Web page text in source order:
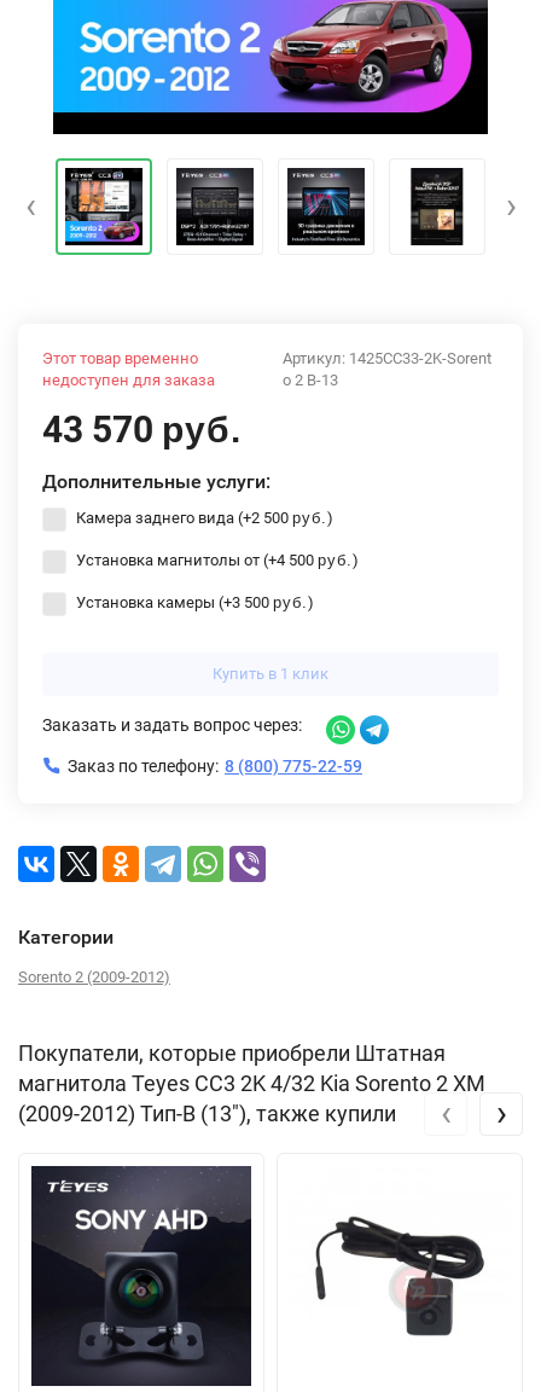
‹ ›
Артикул: 1425CC33-2K-Sorent
o 2 B-13
Этот товар временно
недоступен для заказа
43 570 руб.
Дополнительные услуги:
Камера заднего вида (+2 500 руб. )
Установка магнитолы от (+4 500 руб. )
Установка камеры (+3 500 руб. )
Купить в 1 клик
Заказать и задать вопрос через:
Заказ по телефону: 8 (800) 775-22-59
Категории
Sorento 2 (2009-2012)
Покупатели, которые приобрели Штатная
магнитола Teyes CC3 2K 4/32 Kia Sorento 2 XM
(2009-2012) Тип-B (13"), также купили
‹ ›